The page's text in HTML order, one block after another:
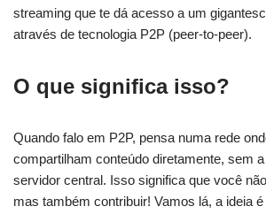
streaming que te dá acesso a um
através de tecnologia P2P (peer-to-peer).
O que significa isso?
Quando falo em P2P, pensa numa rede
compartilham conteúdo diretamente, sem
servidor central. Isso significa que você
mas também contribuir! Vamos lá, a ideia